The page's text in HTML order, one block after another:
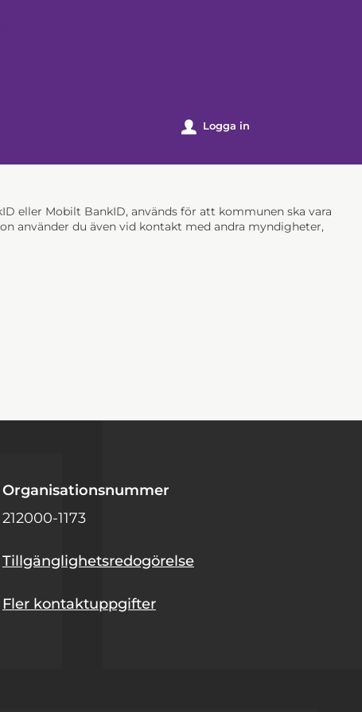
u Logga in
eller Mobilt BankID, används för att kommunen ska vara
använder du även vid kontakt med andra myndigheter,
Organisationsnummer
212000-1173
Tillgänglighetsredogörelse
Fler kontaktuppgifter